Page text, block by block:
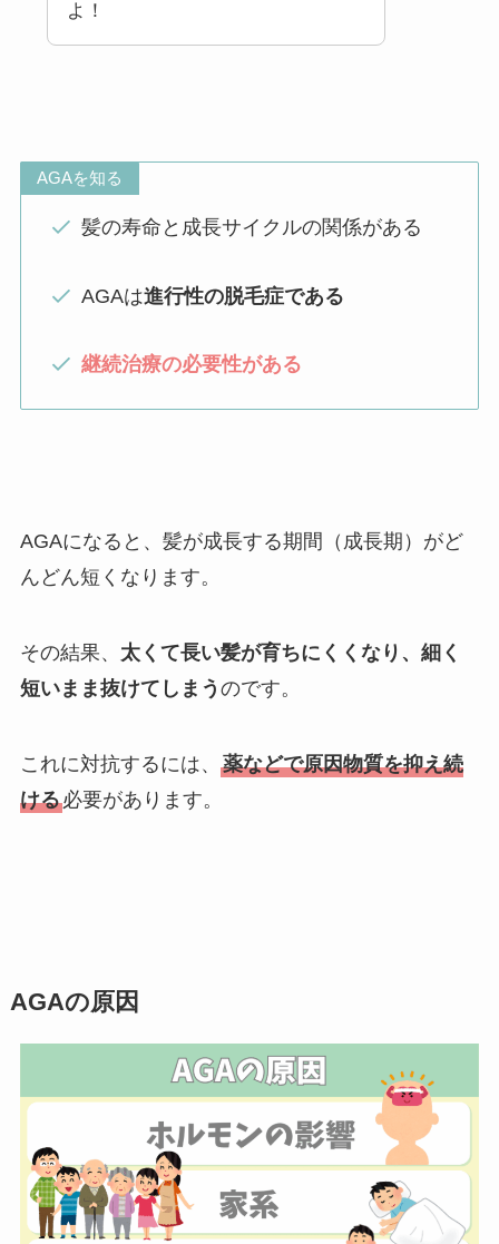
よ！
AGAを知る
髪の寿命と成長サイクルの関係がある
AGAは進行性の脱毛症である
継続治療の必要性がある
AGAになると、髪が成長する期間（成長期）がど
んどん短くなります。
その結果、 太くて長い髪が育ちにくくなり、細く
短いまま抜けてしまう のです。
これに対抗するには、 薬などで原因物質を抑え続
ける必要があります。
AGAの原因